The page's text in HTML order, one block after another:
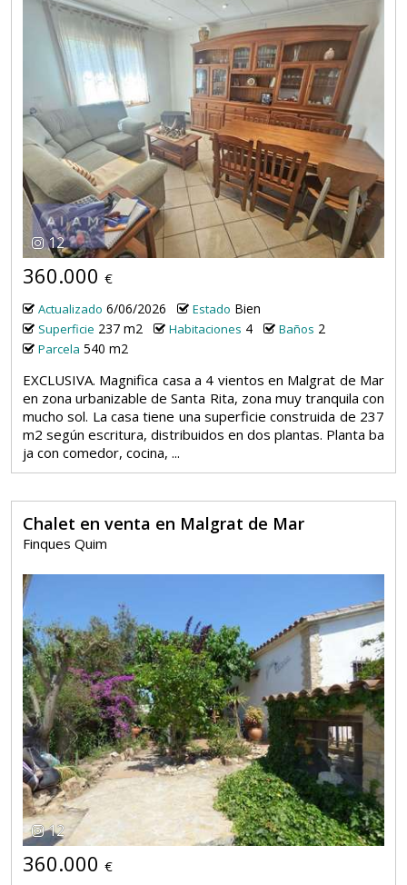
12
360.000 €
Actualizado 6/06/2026 Estado Bien
Superficie 237 m2 Habitaciones 4 Baños 2
Parcela 540 m2
EXCLUSIVA. Magnifica casa a 4 vientos en Malgrat de Mar
en zona urbanizable de Santa Rita, zona muy tranquila con
mucho sol. La casa tiene una superficie construida de 237
m2 según escritura, distribuidos en dos plantas. Planta ba
ja con comedor, cocina, ...
Chalet en venta en Malgrat de Mar
Finques Quim
12
360.000 €